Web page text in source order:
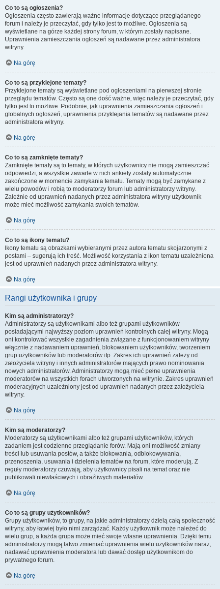
Co to są ogłoszenia?
Ogłoszenia często zawierają ważne informacje dotyczące przeglądanego
forum i należy je przeczytać, gdy tylko jest to możliwe. Ogłoszenia są
wyświetlane na górze każdej strony forum, w którym zostały napisane.
Uprawnienia zamieszczania ogłoszeń są nadawane przez administratora
witryny.
Na górę
Co to są przyklejone tematy?
Przyklejone tematy są wyświetlane pod ogłoszeniami na pierwszej stronie
przeglądu tematów. Często są one dość ważne, więc należy je przeczytać, gdy
tylko jest to możliwe. Podobnie, jak uprawnienia zamieszczania ogłoszeń i
globalnych ogłoszeń, uprawnienia przyklejania tematów są nadawane przez
administratora witryny.
Na górę
Co to są zamknięte tematy?
Zamknięte tematy są to tematy, w których użytkownicy nie mogą zamieszczać
odpowiedzi, a wszystkie zawarte w nich ankiety zostały automatycznie
zakończone w momencie zamykania tematu. Tematy mogą być zamykane z
wielu powodów i robią to moderatorzy forum lub administratorzy witryny.
Zależnie od uprawnień nadanych przez administratora witryny użytkownik
może mieć możliwość zamykania swoich tematów.
Na górę
Co to są ikony tematu?
Ikony tematu są obrazkami wybieranymi przez autora tematu skojarzonymi z
postami – sugerują ich treść. Możliwość korzystania z ikon tematu uzależniona
jest od uprawnień nadanych przez administratora witryny.
Na górę
Rangi użytkownika i grupy
Kim są administratorzy?
Administratorzy są użytkownikami albo też grupami użytkowników
posiadającymi najwyższy poziom uprawnień kontrolnych całej witryny. Mogą
oni kontrolować wszystkie zagadnienia związane z funkcjonowaniem witryny
włącznie z nadawaniem uprawnień, blokowaniem użytkowników, tworzeniem
grup użytkowników lub moderatorów itp. Zakres ich uprawnień zależy od
założyciela witryny i innych administratorów mających prawo nominowania
nowych administratorów. Administratorzy mogą mieć pełne uprawnienia
moderatorów na wszystkich forach utworzonych na witrynie. Zakres uprawnień
moderacyjnych uzależniony jest od uprawnień nadanych przez założyciela
witryny.
Na górę
Kim są moderatorzy?
Moderatorzy są użytkownikami albo też grupami użytkowników, których
zadaniem jest codzienne przeglądanie forów. Mają oni możliwość zmiany
treści lub usuwania postów, a także blokowania, odblokowywania,
przenoszenia, usuwania i dzielenia tematów na forum, które moderują. Z
reguły moderatorzy czuwają, aby użytkownicy pisali na temat oraz nie
publikowali niewłaściwych i obraźliwych materiałów.
Na górę
Co to są grupy użytkowników?
Grupy użytkowników, to grupy, na jakie administratorzy dzielą całą społeczność
witryny, aby łatwiej było nimi zarządzać. Każdy użytkownik może należeć do
wielu grup, a każda grupa może mieć swoje własne uprawnienia. Dzięki temu
administratorzy mogą łatwo zmieniać uprawnienia wielu użytkowników naraz,
nadawać uprawnienia moderatora lub dawać dostęp użytkownikom do
prywatnego forum.
Na górę